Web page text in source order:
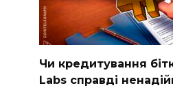
Чи кредитування
Labs справді